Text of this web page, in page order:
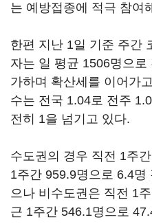
는 예방접종에 적극 참여
한편 지난 1일 기준 주간
자는 일 평균 1506명으
가하며 확산세를 이어가
수는 전국 1.04로 전주
전히 1을 넘기고 있다.
수도권의 경우 직전 1주
1주간 959.9명으로 6.4명
으나 비수도권은 직전 1
근 1주간 546.1명으로